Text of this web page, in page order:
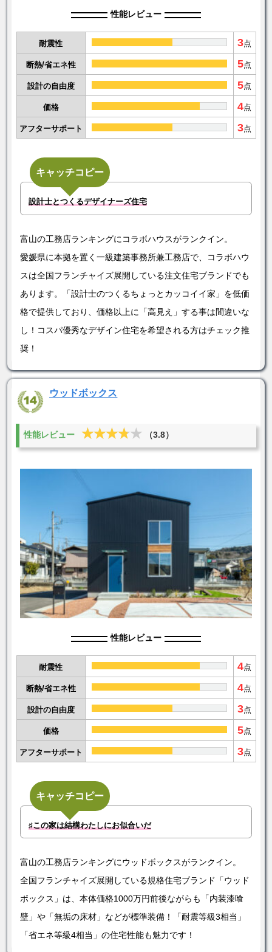
性能レビュー
耐震性 3点
断熱/省エネ性 5点
設計の自由度 5点
価格 4点
アフターサポート 3点
キャッチコピー
設計士とつくるデザイナーズ住宅
富山の工務店ランキングにコラボハウスがランクイン。
愛媛県に本拠を置く一級建築事務所兼工務店で、コラボハウ
スは全国フランチャイズ展開している注文住宅ブランドでも
あります。「設計士のつくるちょっとカッコイイ家」を低価
格で提供しており、価格以上に「高見え」する事は間違いな
し！コスパ優秀なデザイン住宅を希望される方はチェック推
奨！
ウッドボックス
性能レビュー ★★★★★
★★★★★ （3.8）
性能レビュー
耐震性 4点
断熱/省エネ性 4点
設計の自由度 3点
価格 5点
アフターサポート 3点
キャッチコピー
♯この家は結構わたしにお似合いだ
富山の工務店ランキングにウッドボックスがランクイン。
全国フランチャイズ展開している規格住宅ブランド「ウッド
ボックス」は、本体価格1000万円前後ながらも「内装漆喰
壁」や「無垢の床材」などが標準装備！「耐震等級3相当」
「省エネ等級4相当」の住宅性能も魅力です！